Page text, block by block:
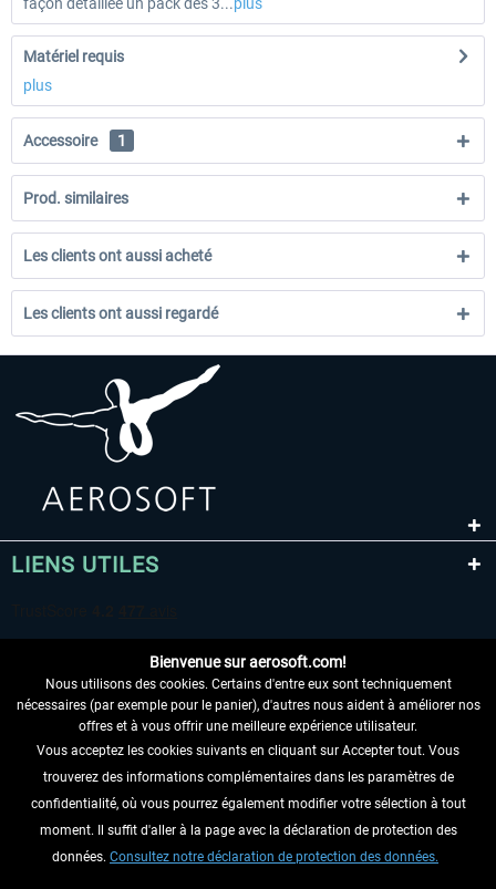
Matériel requis
plus
Accessoire 1
Prod. similaires
Les clients ont aussi acheté
Les clients ont aussi regardé
LIENS UTILES
RENONCER AU CONTRAT ICI
INFORMATIONS
NE MANQUEZ PAS LES DERNIÈRES
Bienvenue sur aerosoft.com!
Nous utilisons des cookies. Certains d'entre eux sont techniquement
nécessaires (par exemple pour le panier), d'autres nous aident à améliorer nos
offres et à vous offrir une meilleure expérience utilisateur.
Vous acceptez les cookies suivants en cliquant sur Accepter tout. Vous
trouverez des informations complémentaires dans les paramètres de
confidentialité, où vous pourrez également modifier votre sélection à tout
moment. Il suffit d'aller à la page avec la déclaration de protection des
données. Consultez notre déclaration de protection des données.